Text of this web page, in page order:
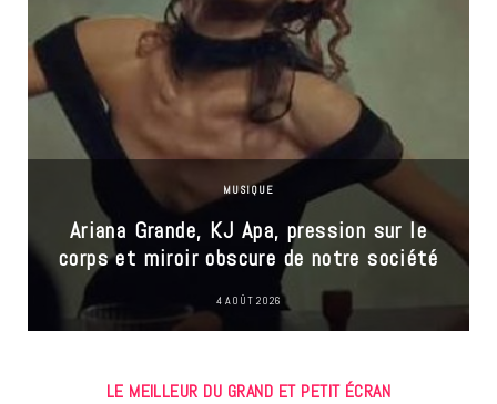
MUSIQUE
Ariana Grande, KJ Apa, pression sur le
corps et miroir obscure de notre société
4 AOÛT 2026
LE MEILLEUR DU GRAND ET PETIT ÉCRAN